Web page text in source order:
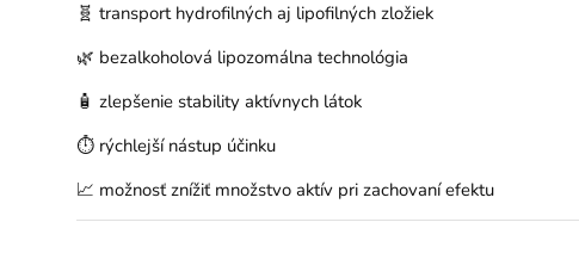
🧬 transport hydrofilných aj lipofilných zložiek
🌿 bezalkoholová lipozomálna technológia
🧴 zlepšenie stability aktívnych látok
⏱️ rýchlejší nástup účinku
📈 možnosť znížiť množstvo aktív pri zachovaní efektu